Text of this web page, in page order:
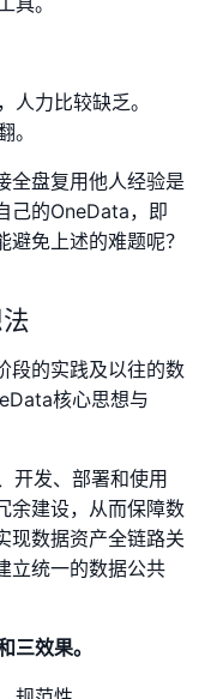
人力比较缺乏。
。
全盘复用他人经验是
己的OneData，即
免上述的难题呢？
段的实践及以往的数
核心思想与
开发、部署和使用
余建设，从而保障数
现数据资产全链路关
立统一的数据公共
三效果。